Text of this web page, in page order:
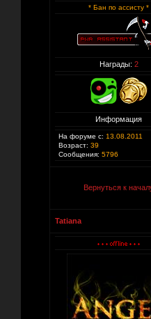
* Бан по ассисту *
Награды: 2
Информация
На форуме с: 13.08.2011
Возраст: 39
Сообщения: 5796
Вернуться к
Tatiana